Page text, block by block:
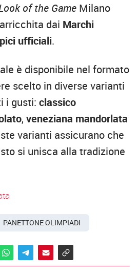
of the Game Milano
dai Marchi
ufficiali.
è disponibile nel formato
scelto in diverse varianti
i gusti: classico
, veneziana mandorlata
varianti assicurano che
si unisca alla tradizione
PANETTONE OLIMPIADI